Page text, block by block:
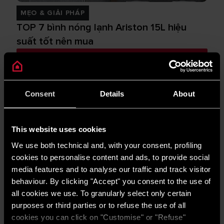
Consent Details About
This website uses cookies
We use both technical and, with your consent, profiling
cookies to personalise content and ads, to provide social
media features and to analyse our traffic and track visitor
behaviour. By clicking "Accept" you consent to the use of
all cookies we use. To granularly select only certain
purposes or third parties or to refuse the use of all
cookies you can click on "Customise" or "Refuse"
MẸO & GIẢI PHÁP
TOP 7 bình nóng lạnh Ariston 15L hiệu
suất tốt nên mua